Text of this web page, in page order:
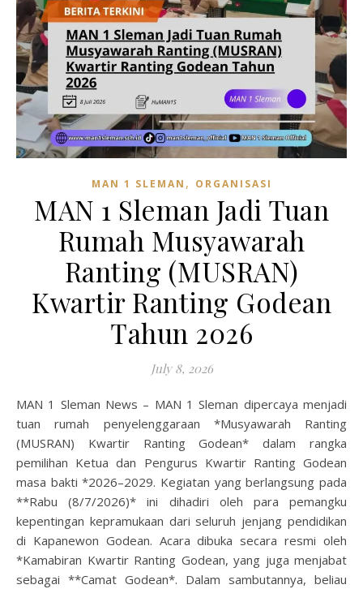
MAN 1 SLEMAN , ORGANISASI
MAN 1 Sleman Jadi Tuan
Rumah Musyawarah
Ranting (MUSRAN)
Kwartir Ranting Godean
Tahun 2026
July 8, 2026
MAN 1 Sleman News – MAN 1 Sleman dipercaya menjadi
tuan rumah penyelenggaraan *Musyawarah Ranting
(MUSRAN) Kwartir Ranting Godean* dalam rangka
pemilihan Ketua dan Pengurus Kwartir Ranting Godean
masa bakti *2026–2029. Kegiatan yang berlangsung pada
**Rabu (8/7/2026)* ini dihadiri oleh para pemangku
kepentingan kepramukaan dari seluruh jenjang pendidikan
di Kapanewon Godean. Acara dibuka secara resmi oleh
*Kamabiran Kwartir Ranting Godean, yang juga menjabat
sebagai **Camat Godean*. Dalam sambutannya, beliau